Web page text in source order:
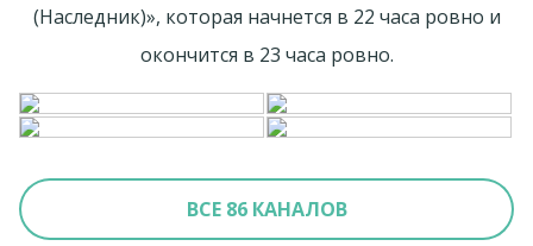
(Наследник)», которая начнется в 22 часа ровно и
окончится в 23 часа ровно.
ВСЕ 86 КАНАЛОВ